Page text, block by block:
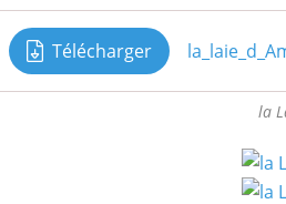
Télécharger
la